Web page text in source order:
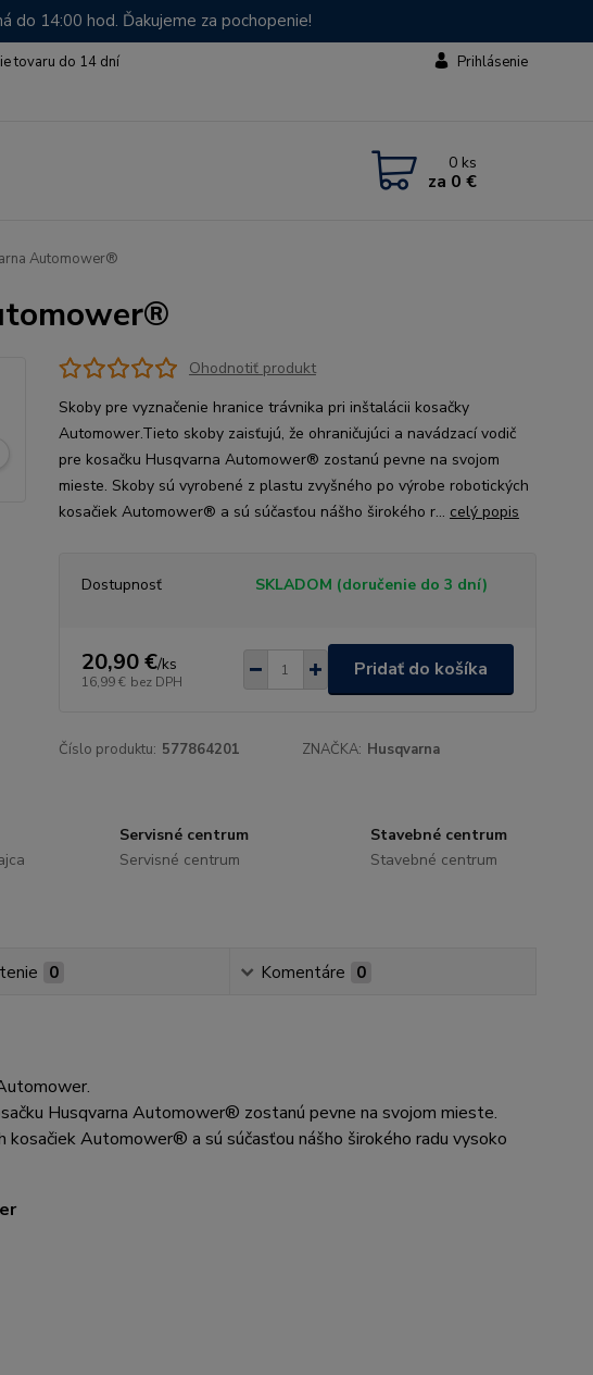
do 14:00 hod. Ďakujeme za pochopenie!
tovaru do 14 dní
Prihlásenie
0 ks
za 0 €
Automower®
Ohodnotiť produkt
Skoby pre vyznačenie hranice trávnika pri inštalácii kosačky
Automower.Tieto skoby zaisťujú, že ohraničujúci a navádzací vodič
pre kosačku Husqvarna Automower® zostanú pevne na svojom
mieste. Skoby sú vyrobené z plastu zvyšného po výrobe robotických
kosačiek Automower® a sú súčasťou nášho širokého r... celý popis
Dostupnosť SKLADOM (doručenie do 3 dní)
20,90 €/ks
16,99 € bez DPH
Pridať do košíka
Číslo produktu: 577864201 ZNAČKA: Husqvarna
Servisné centrum
Servisné centrum
Stavebné centrum
Stavebné centrum
0 Komentáre 0
Husqvarna Automower® zostanú pevne na svojom mieste.
Automower® a sú súčasťou nášho širokého radu vysoko